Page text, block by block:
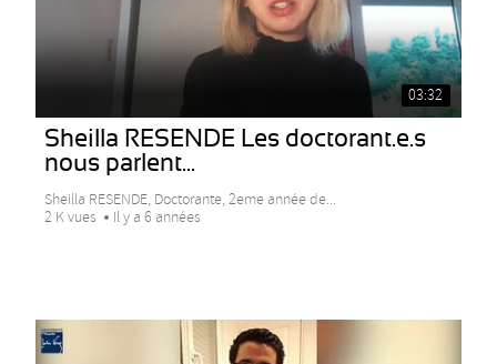
03:32
Sheilla RESENDE Les doctorant.e.s
nous parlent...
Sheilla RESENDE, Doctorante, 2eme année de...
2 K vues
Il y a 6 années